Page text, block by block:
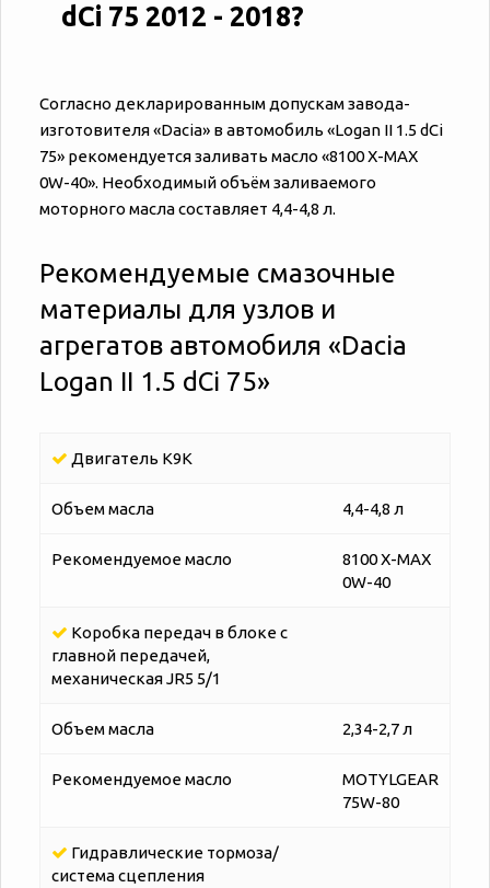
dCi 75 2012 - 2018?
Согласно декларированным допускам завода-
изготовителя «‎‎Dacia» в автомобиль «‎‎Logan II 1.5 dCi
75» рекомендуется заливать масло «8100 X-MAX
0W-40». Необходимый объём заливаемого
моторного масла составляет 4,4-4,8 л.
Рекомендуемые смазочные
материалы для узлов и
агрегатов автомобиля «‎‎Dacia
Logan II 1.5 dCi 75»
Двигатель K9K
Объем масла 4,4-4,8 л
Рекомендуемое масло
8100 X-MAX
0W-40
Коробка передач в блоке с
главной передачей,
механическая JR5 5/1
Объем масла 2,34-2,7 л
Рекомендуемое масло
MOTYLGEAR
75W-80
Гидравлические тормоза/
система сцепления